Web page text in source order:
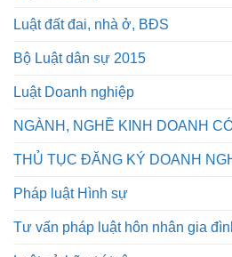
Luật đất đai, nhà ở, BĐS
Bộ Luật dân sự 2015
Luật Doanh nghiệp
NGÀNH, NGHỀ KINH DOANH
THỦ TỤC ĐĂNG KÝ DOANH
Pháp luật Hình sự
Tư vấn pháp luật hôn nhân gia